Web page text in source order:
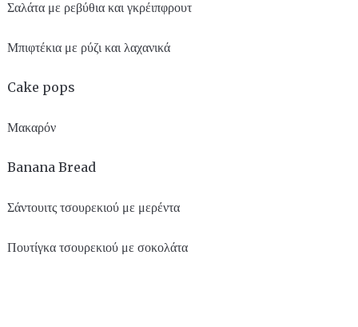
Σαλάτα με ρεβύθια και γκρέιπφρουτ
Μπιφτέκια με ρύζι και λαχανικά
Cake pops
Μακαρόν
Banana Bread
Σάντουιτς τσουρεκιού με μερέντα
Πουτίγκα τσουρεκιού με σοκολάτα